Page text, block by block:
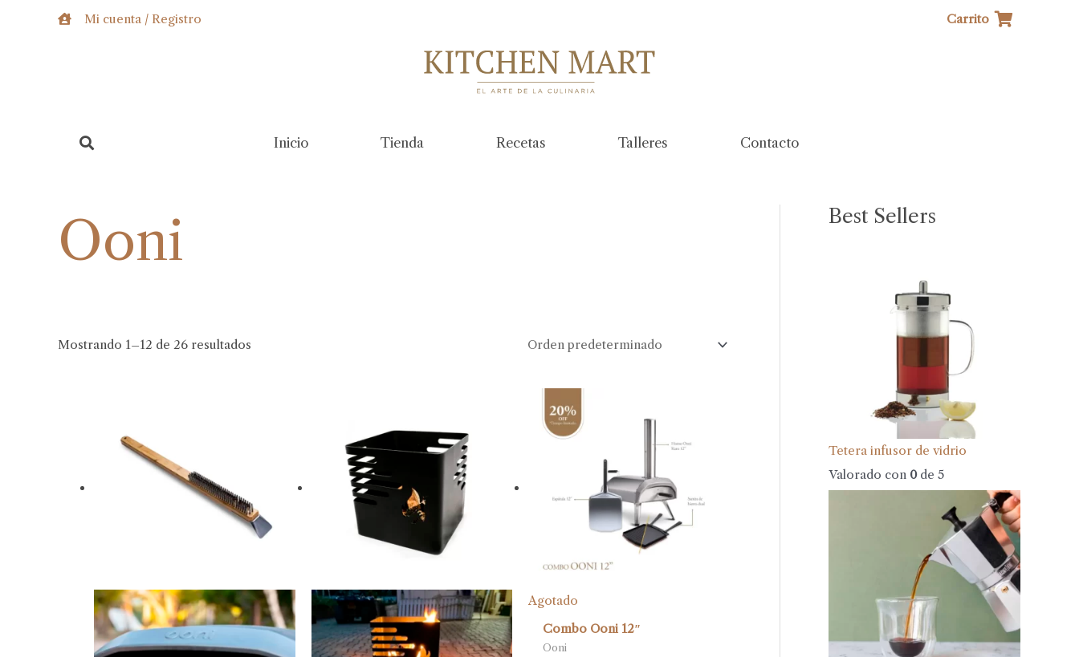
Mi cuenta / Registro Carrito
Inicio Tienda Recetas Talleres Contacto
Ooni
Mostrando 1–12 de 26 resultados
Agotado
Combo Ooni 12″
Ooni
Best Sellers
Tetera infusor de vidrio
Valorado con 0de 5